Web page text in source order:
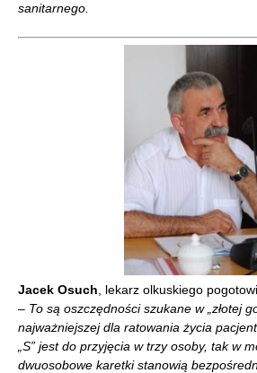
sanitarnego.
Jacek Osuch , lekarz olkuskiego
– To są oszczędności szukane w „złotej
najważniejszej dla ratowania życia
„S” jest do przyjęcia w trzy osoby, tak w
dwuosobowe karetki stanowią